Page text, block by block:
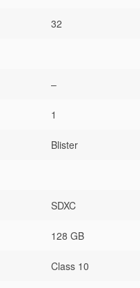
32
–
1
Blister
SDXC
128 GB
Class 10